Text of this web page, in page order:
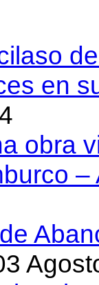
en
obra